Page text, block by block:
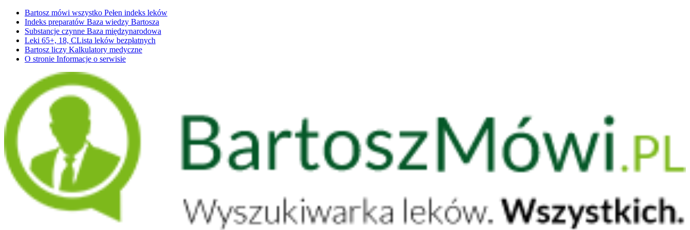
Bartosz mówi wszystko Pełen indeks leków
Indeks preparatów Baza wiedzy Bartosza
Substancje czynne Baza międzynarodowa
Leki 65+, 18, CLista leków bezpłatnych
Bartosz liczy Kalkulatory medyczne
O stronie Informacje o serwisie